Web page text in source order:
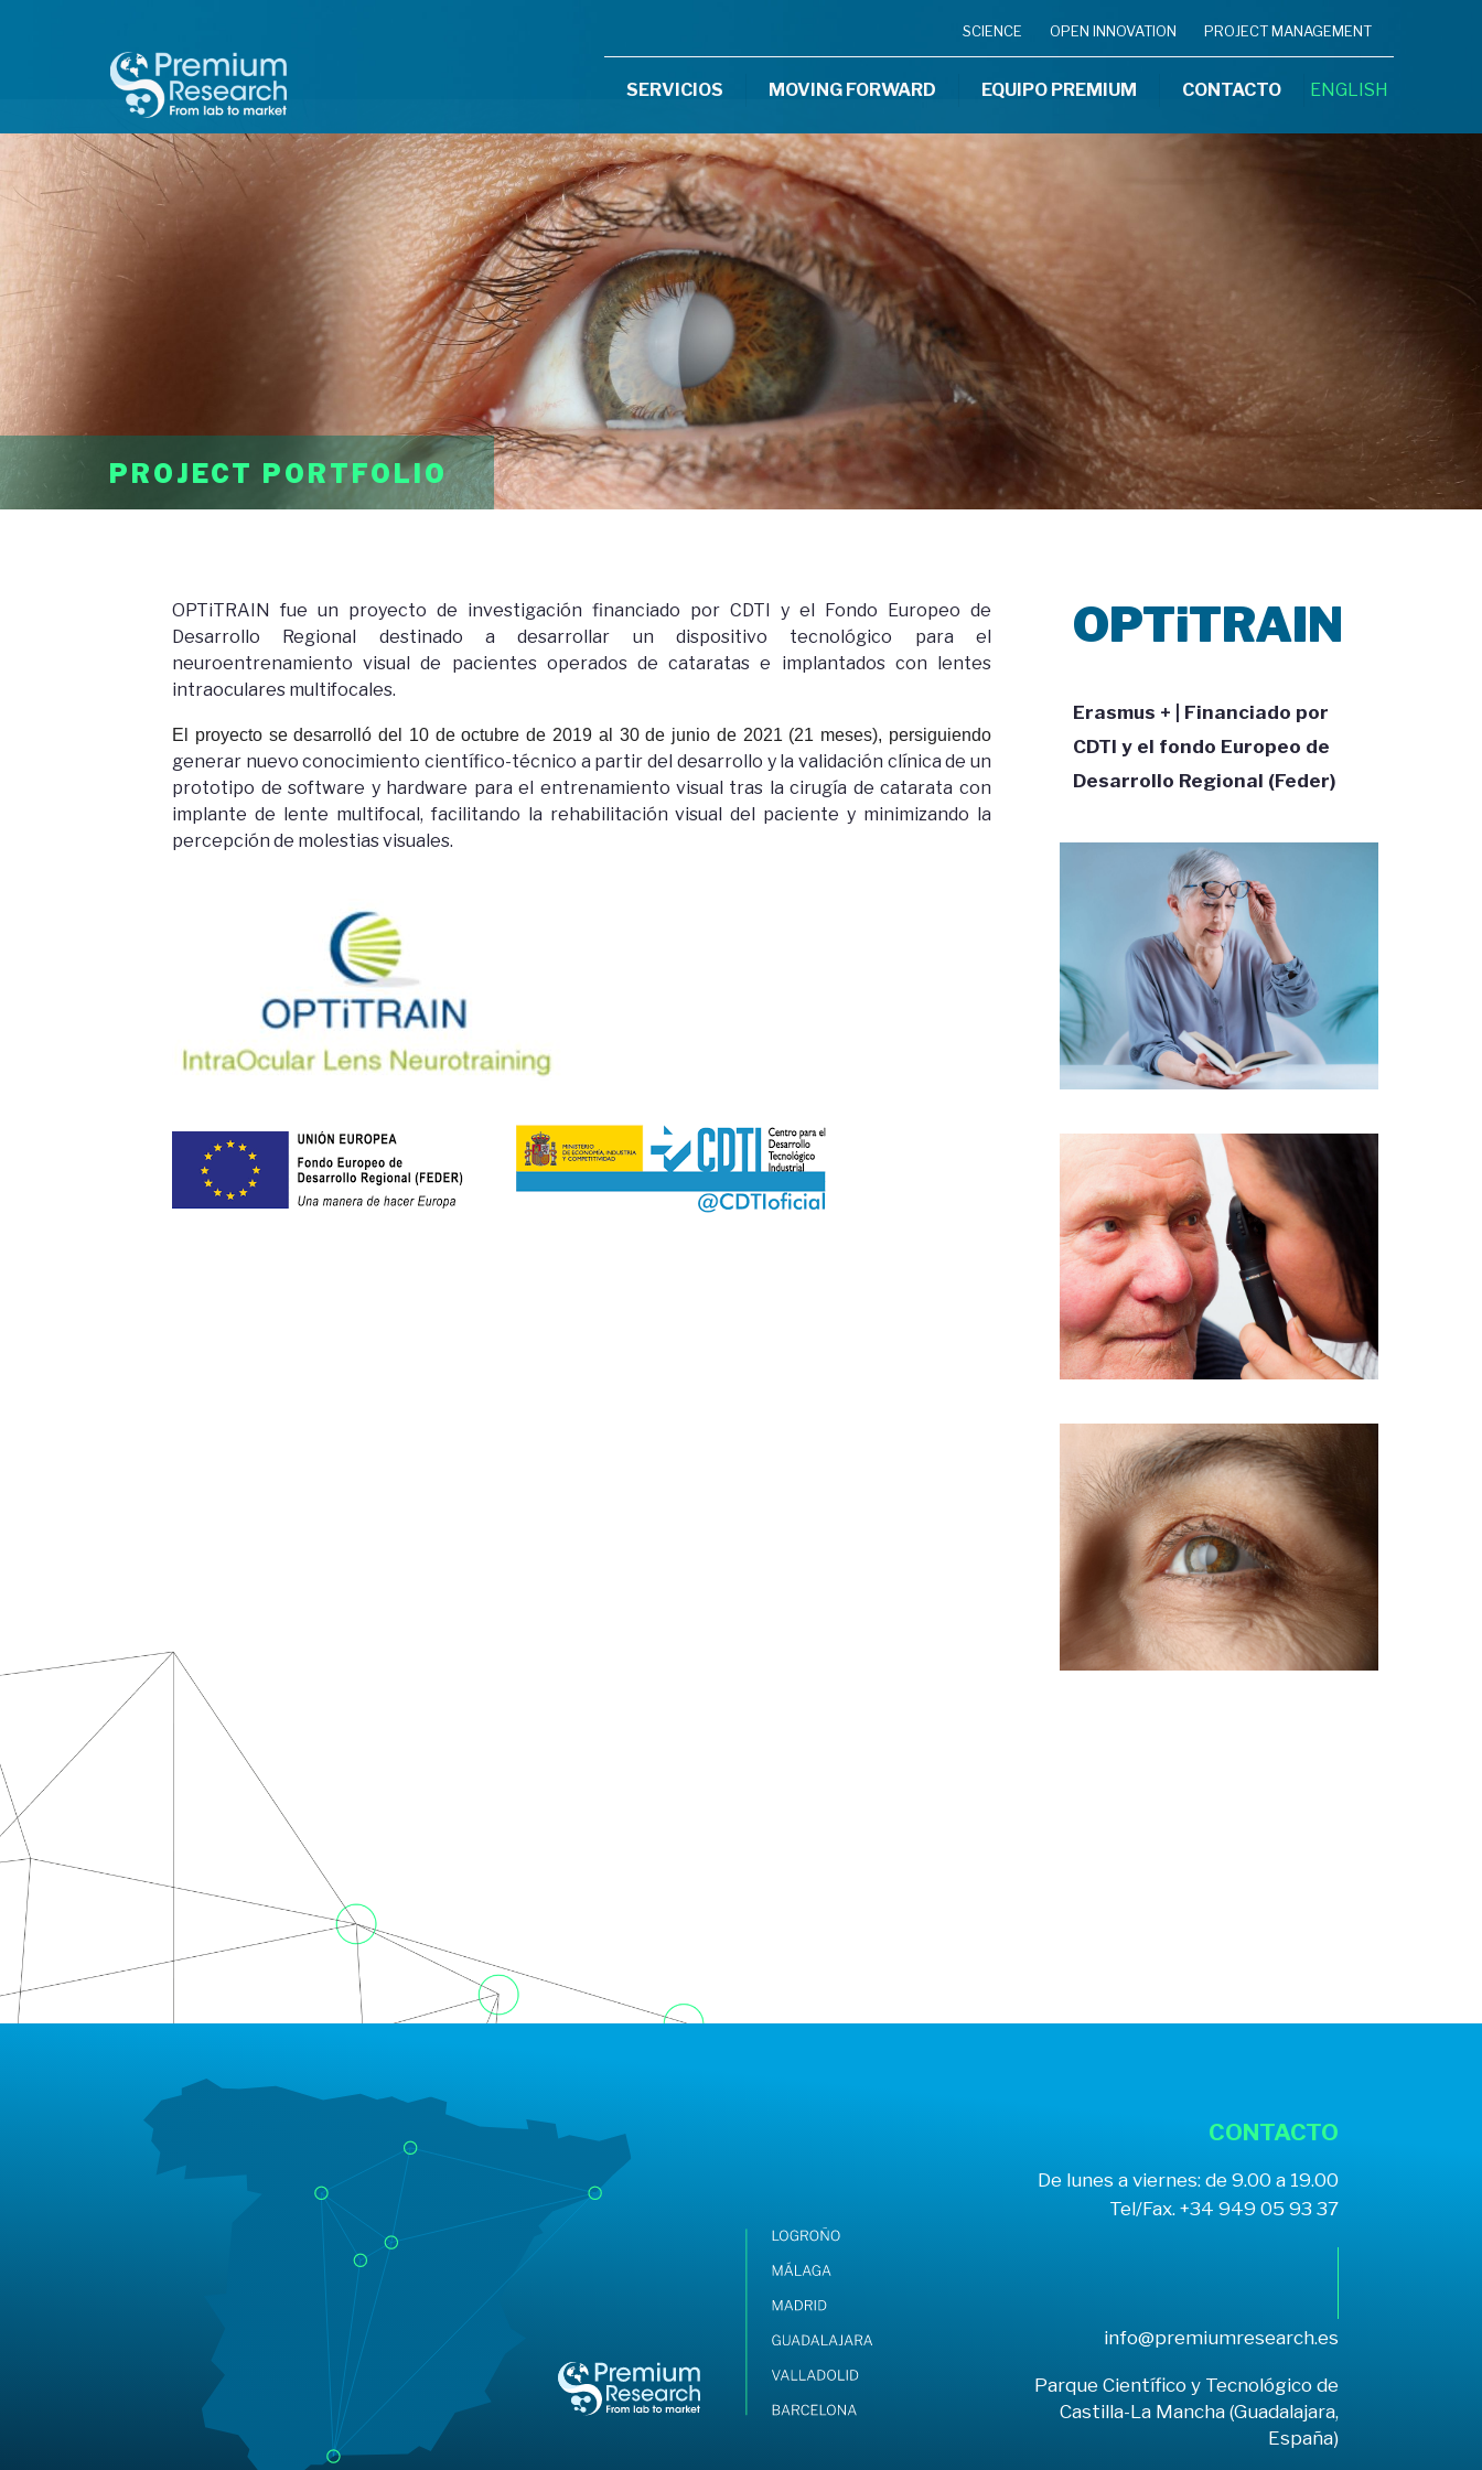
SCIENCE OPEN INNOVATION PROJECT MANAGEMENT
SERVICIOS MOVING FORWARD EQUIPO PREMIUM CONTACTO ENGLISH
PROJECT PORTFOLIO
OPTiTRAIN fue un proyecto de investigación financiado por CDTI y el Fondo Europeo de
Desarrollo Regional destinado a desarrollar un dispositivo tecnológico para el
neuroentrenamiento visual de pacientes operados de cataratas e implantados con lentes
intraoculares multifocales.
El proyecto se desarrolló del 10 de octubre de 2019 al 30 de junio de 2021 (21 meses), persiguiendo
generar nuevo conocimiento científico-técnico a partir del desarrollo y la validación clínica de un
prototipo de software y hardware para el entrenamiento visual tras la cirugía de catarata con
implante de lente multifocal, facilitando la rehabilitación visual del paciente y minimizando la
percepción de molestias visuales.
OPTiTRAIN
Erasmus + | Financiado por
CDTI y el fondo Europeo de
Desarrollo Regional (Feder)
CONTACTO
De lunes a viernes: de 9.00 a 19.00
Tel/Fax. +34 949 05 93 37
info@premiumresearch.es
Parque Científico y Tecnológico de
Castilla-La Mancha (Guadalajara,
España)